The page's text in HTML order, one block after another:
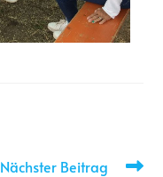
Nächster Beitrag